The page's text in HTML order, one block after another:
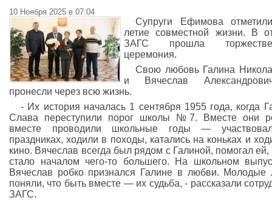
10 Ноября 2025 в 07:04
Супруги Ефимова
летие совместной жизни. В
ЗАГС прошла
церемония.
Свою любовь Галина
и Вячеслав
пронесли через всю жизнь.
- Их история началась 1 сентября 1955 года, когда
Слава переступили порог школы №7. Вместе они
вместе проводили школьные годы —
праздниках, ходили в походы, катались на коньках и
кино. Вячеслав всегда был рядом с Галиной, помогал ей,
стало началом чего-то большего. На школьном
Вячеслав робко признался Галине в любви. Молодые
поняли, что быть вместе — их судьба, - рассказали
ЗАГС.